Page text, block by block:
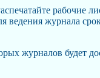
рабочие
ведения журнала
журналов будет